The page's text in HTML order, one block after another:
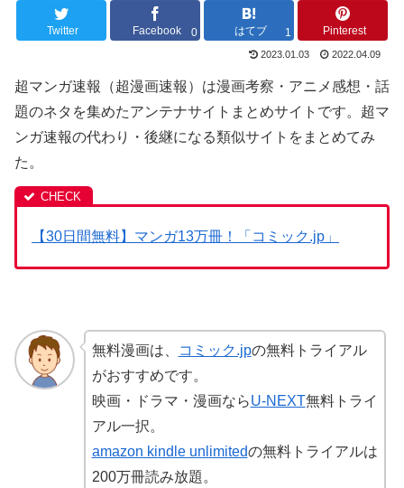
Twitter Facebook 0 はてブ 1 Pinterest
2023.01.03 2022.04.09
超マンガ速報（超漫画速報）は漫画考察・アニメ感想・話
題のネタを集めたアンテナサイトまとめサイトです。超マ
ンガ速報の代わり・後継になる類似サイトをまとめてみ
た。
【30日間無料】マンガ13万冊！「コミック.jp」
無料漫画は、 コミック.jpの無料トライアル
がおすすめです。
映画・ドラマ・漫画ならU-NEXT無料トライ
アル一択。
amazon kindle unlimitedの無料トライアルは
200万冊読み放題。